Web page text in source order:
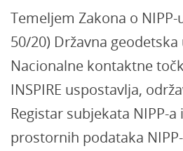
Temeljem Zakona o NIPP-
50/20) Državna
Nacionalne kontaktne
INSPIRE uspostavlja,
Registar subjekata NIPP-a
prostornih podataka